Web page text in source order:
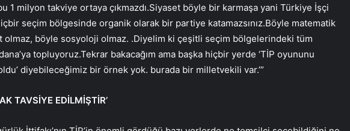
1 milyon takviye ortaya çıkmazdı.Siyaset böyle bir karmaşa yani Türkiye İşçi
seçim bölgesinde organik olarak bir partiye katamazsınız.Böyle matematik
olmaz, böyle sosyoloji olmaz. .Diyelim ki çeşitli seçim bölgelerindeki tüm
topluyoruz.Tekrar bakacağım ama başka hiçbir yerde ‘TİP oyununu
diyebileceğimiz bir örnek yok. burada bir milletvekili var.’”
TAVSİYE EDİLMİŞTİR’